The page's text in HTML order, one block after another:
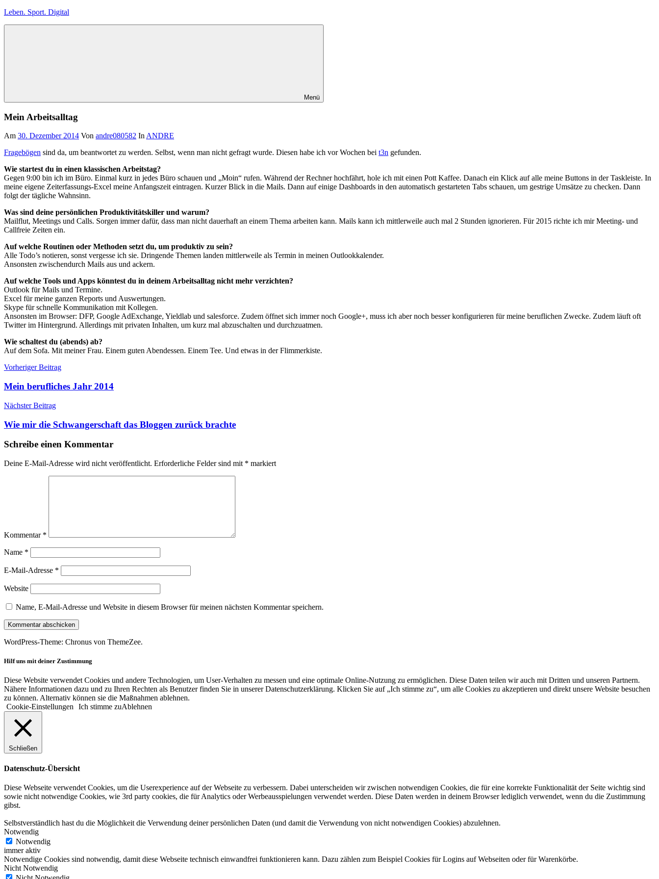
Zum
Leben. Sport. Digital
Menü
Mein Arbeitsalltag
Am 30. Dezember 2014 Von andre080582 InANDRE
Fragebögen sind da, um beantwortet zu werden. Selbst, wenn man nicht gefragt wurde. Diesen habe ich vor Wochen bei t3n gefunden.
Wie startest du in einen klassischen Arbeitstag?
Gegen 9:00 bin ich im Büro. Einmal kurz in jedes Büro schauen und „Moin“ rufen. Während der Rechner hochfährt, hole ich mit einen Pott Kaffee. Danach ein Klick auf alle meine Buttons in der Taskleiste. In
meine eigene Zeiterfassungs-Excel meine Anfangszeit eintragen. Kurzer Blick in die Mails. Dann auf einige Dashboards in den automatisch gestarteten Tabs schauen, um gestrige Umsätze zu checken. Dann
folgt der tägliche Wahnsinn.
Was sind deine persönlichen Produktivitätskiller und warum?
Mailflut, Meetings und Calls. Sorgen immer dafür, dass man nicht dauerhaft an einem Thema arbeiten kann. Mails kann ich mittlerweile auch mal 2 Stunden ignorieren. Für 2015 richte ich mir Meeting- und
Callfreie Zeiten ein.
Auf welche Routinen oder Methoden setzt du, um produktiv zu sein?
Alle Todo’s notieren, sonst vergesse ich sie. Dringende Themen landen mittlerweile als Termin in meinen Outlookkalender.
Ansonsten zwischendurch Mails aus und ackern.
Auf welche Tools und Apps könntest du in deinem Arbeitsalltag nicht mehr verzichten?
Outlook für Mails und Termine.
Excel für meine ganzen Reports und Auswertungen.
Skype für schnelle Kommunikation mit Kollegen.
Ansonsten im Browser: DFP, Google AdExchange, Yieldlab und salesforce. Zudem öffnet sich immer noch Google+, muss ich aber noch besser konfigurieren für meine beruflichen Zwecke. Zudem läuft oft
Twitter im Hintergrund. Allerdings mit privaten Inhalten, um kurz mal abzuschalten und durchzuatmen.
Wie schaltest du (abends) ab?
Auf dem Sofa. Mit meiner Frau. Einem guten Abendessen. Einem Tee. Und etwas in der Flimmerkiste.
Beitragsnavigation
Vorheriger Beitrag
Mein berufliches Jahr 2014
Nächster Beitrag
Wie mir die Schwangerschaft das Bloggen zurück brachte
Schreibe einen Kommentar
Deine E-Mail-Adresse wird nicht veröffentlicht. Erforderliche Felder sind mit * markiert
Kommentar *
Name *
E-Mail-Adresse *
Website
Name, E-Mail-Adresse und Website in diesem Browser für meinen nächsten Kommentar speichern.
WordPress-Theme: Chronus von ThemeZee.
Hilf uns mit deiner Zustimmung
Diese Website verwendet Cookies und andere Technologien, um User-Verhalten zu messen und eine optimale Online-Nutzung zu ermöglichen. Diese Daten teilen wir auch mit Dritten und unseren Partnern.
Nähere Informationen dazu und zu Ihren Rechten als Benutzer finden Sie in unserer Datenschutzerklärung. Klicken Sie auf „Ich stimme zu“, um alle Cookies zu akzeptieren und direkt unsere Website besuchen
zu können. Alternativ können sie die Maßnahmen ablehnen.
Cookie-Einstellungen
Ich stimme zuAblehnen
Schließen
Datenschutz-Übersicht
Diese Webseite verwendet Cookies, um die Userexperience auf der Webseite zu verbessern. Dabei unterscheiden wir zwischen notwendigen Cookies, die für eine korrekte Funktionalität der Seite wichtig sind
sowie nicht notwendige Cookies, wie 3rd party cookies, die für Analytics oder Werbeausspielungen verwendet werden. Diese Daten werden in deinem Browser lediglich verwendet, wenn du die Zustimmung
gibst.
Selbstverständlich hast du die Möglichkeit die Verwendung deiner persönlichen Daten (und damit die Verwendung von nicht notwendigen Cookies) abzulehnen.
Notwendig
Notwendig
immer aktiv
Notwendige Cookies sind notwendig, damit diese Webseite technisch einwandfrei funktionieren kann. Dazu zählen zum Beispiel Cookies für Logins auf Webseiten oder für Warenkörbe.
Nicht Notwendig